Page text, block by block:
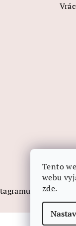
Tento
webu
zde.